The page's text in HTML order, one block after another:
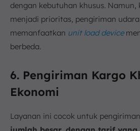
dengan kebutuhan khusus. Namun,
menjadi prioritas, pengiriman
memanfaatkan unit load device
berbeda.
6. Pengiriman Kargo
Ekonomi
Layanan ini cocok untuk